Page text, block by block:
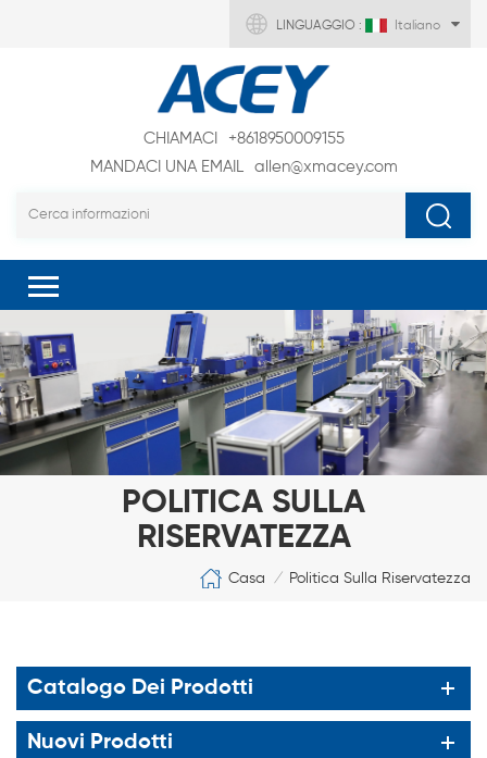
LINGUAGGIO : Italiano
CHIAMACI
+8618950009155
MANDACI UNA EMAIL
allen@xmacey.com
POLITICA SULLA
RISERVATEZZA
Casa / Politica Sulla Riservatezza
Catalogo Dei Prodotti
Nuovi Prodotti